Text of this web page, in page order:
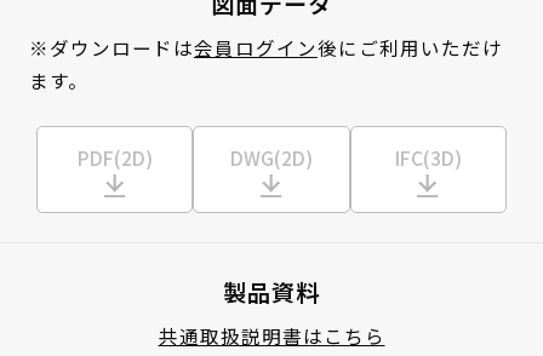
※ダウンロードは会員ログイン後にご利用いただけ
ます。
PDF(2D) DWG(2D) IFC(3D)
製品資料
共通取扱説明書はこちら